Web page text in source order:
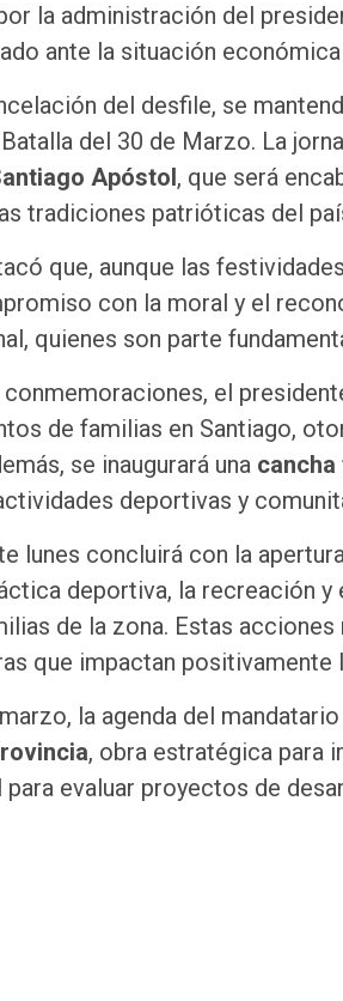
la administración del
ante la situación
del desfile, se
del 30 de Marzo. La
Apóstol, que será
tradiciones patrióticas del
que, aunque las
con la moral y el
quienes son parte
conmemoraciones, el
de familias en Santiago,
se inaugurará una
deportivas y
lunes concluirá con la
deportiva, la recreación
de la zona. Estas
que impactan positivamente
la agenda del
, obra estratégica para
para evaluar proyectos de